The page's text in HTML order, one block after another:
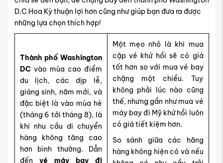
D.C Hoa Kỳ thuận lợi hơn cũng như giúp bạn đưa ra được
những lựa chọn thích hợp!
Thành phố Washington
DCvào mùa cao điểm
du lịch, các dịp lễ,
giáng sinh, năm mới, và
đặc biệt là vào mùa hè
(tháng 6 tới tháng 8), là
khi nhu cầu di chuyển
hàng không tăng cao
hơn bình thường. Dẫn
đến vé máy bay đi
Một mẹo nhỏ là khi mua
cặp vé khứ hồi sẽ có giá
tốt hơn so với mua vé bay
chặng một chiều. Tuy
không phải lúc nào cũng
thế, nhưng gần như mua vé
máy bay đi Mỹ khứ hồi luôn
có giá tiết kiệm hơn.
So sánh giữa các hãng
hàng không hiện có và nếu